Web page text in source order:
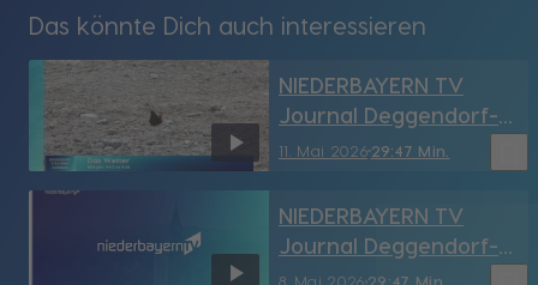
Das könnte Dich auch interessieren
11. Mai 202629:47 Min.
NIEDERBAYERN TV
Journal Deggendorf-
Straubing vom
8. Mai 2026 29:47 Min.
NIEDERBAYERN TV
Journal Deggendorf-
Straubing vom